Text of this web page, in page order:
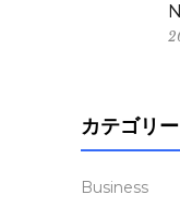
カテゴリー
Business